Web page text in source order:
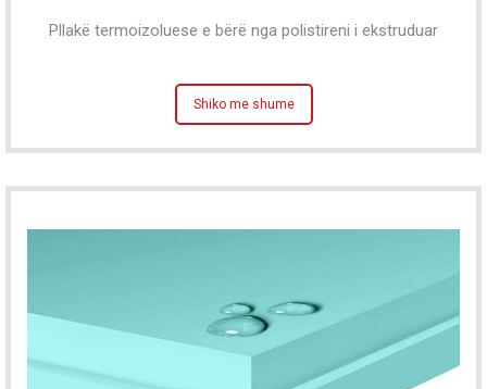
Pllakë termoizoluese e bërë nga polistireni i ekstruduar
Shiko me shume